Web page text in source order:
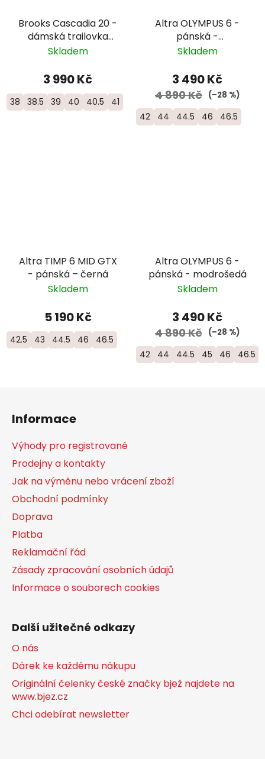
Brooks Cascadia 20 -
dámská trailovka
bota do horského
Skladem
3 990 Kč
38 38.5 39 40 40.5 41
Altra OLYMPUS 6 -
pánská -
béžová/oranžová
Skladem
3 490 Kč
4 890 Kč (–28 %)
42 44 44.5 46 46.5
Altra TIMP 6 MID GTX
- pánská – černá
Skladem
5 190 Kč
42.5 43 44.5 46 46.5
Altra OLYMPUS 6 -
pánská - modrošedá
Skladem
3 490 Kč
4 890 Kč (–28 %)
42 44 44.5 45 46 46.5
Informace
Výhody pro registrované
Prodejny a kontakty
Jak na výměnu nebo vrácení zboží
Obchodní podmínky
Doprava
Platba
Reklamační řád
Zásady zpracování osobních údajů
Informace o souborech cookies
Další užitečné odkazy
O nás
Dárek ke každému nákupu
Originální čelenky české značky bjež najdete na
www.bjez.cz
Chci odebírat newsletter